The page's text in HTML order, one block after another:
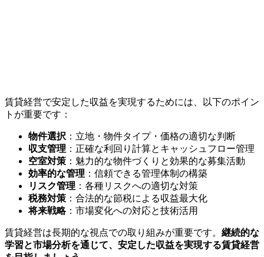
賃貸経営で安定した収益を実現するためには、以下のポイン
トが重要です：
物件選択 ：立地・物件タイプ・価格の適切な判断
収支管理 ：正確な利回り計算とキャッシュフロー管理
空室対策 ：魅力的な物件づくりと効果的な募集活動
効率的な管理 ：信頼できる管理体制の構築
リスク管理 ：各種リスクへの適切な対策
税務対策 ：合法的な節税による収益最大化
将来戦略：市場変化への対応と技術活用
賃貸経営は長期的な視点での取り組みが重要です。 継続的な
学習と市場分析を通じて、安定した収益を実現する賃貸経営